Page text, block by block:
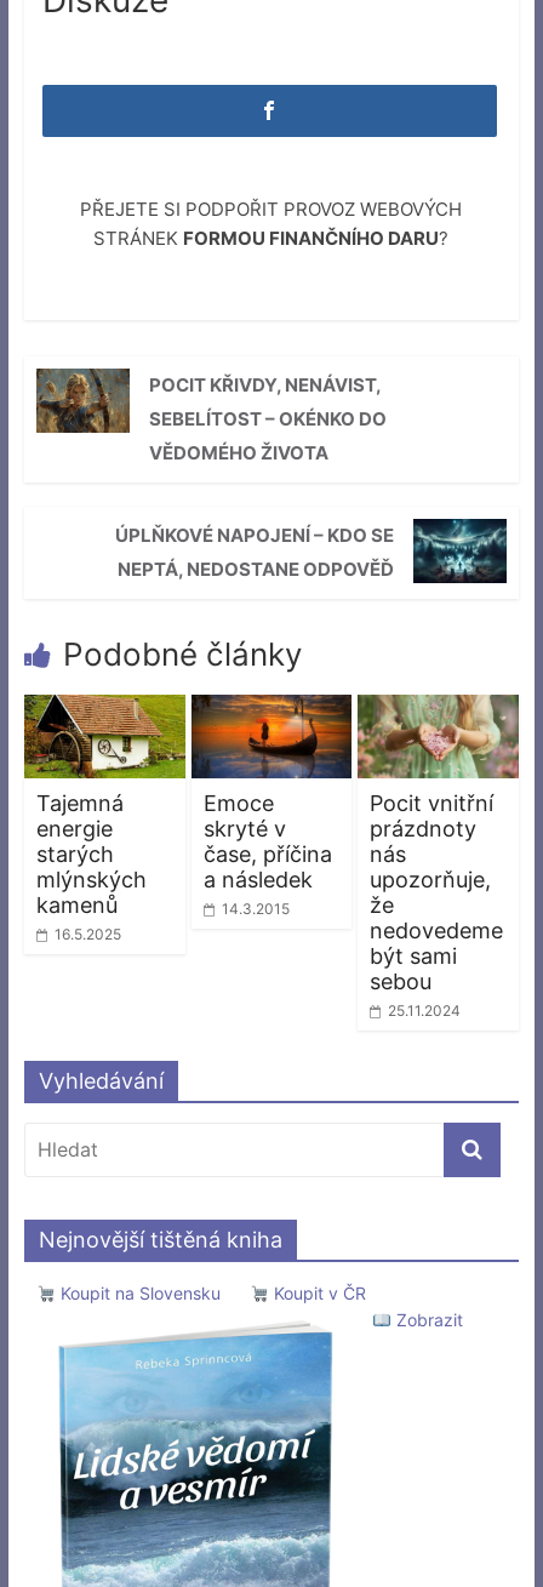
PŘEJETE SI PODPOŘIT PROVOZ WEBOVÝCH
STRÁNEK FORMOU FINANČNÍHO DARU?
POCIT KŘIVDY, NENÁVIST,
SEBELÍTOST – OKÉNKO DO
VĚDOMÉHO ŽIVOTA
ÚPLŇKOVÉ NAPOJENÍ – KDO SE
NEPTÁ, NEDOSTANE ODPOVĚĎ
Podobné články
Tajemná
energie
starých
mlýnských
kamenů
16.5.2025
Emoce
skryté v
čase, příčina
a následek
14.3.2015
Pocit vnitřní
prázdnoty
nás
upozorňuje,
že
nedovedeme
být sami
sebou
25.11.2024
Vyhledávání
Nejnovější tištěná kniha
Koupit na Slovensku
Koupit v ČR
Zobrazit